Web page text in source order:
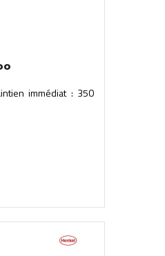
immédiat : 350